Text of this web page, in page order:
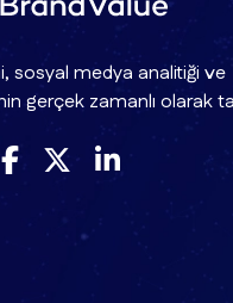
sosyal medya analitiği ve
gerçek zamanlı olarak